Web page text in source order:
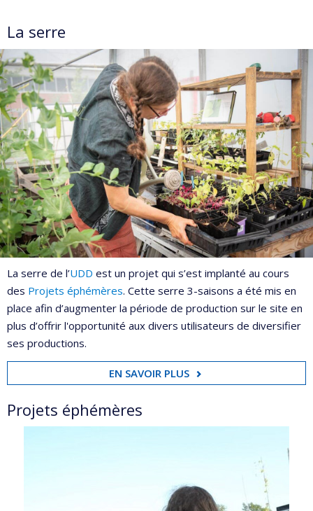
La serre
La serre de l’UDD est un projet qui s’est implanté au cours
des Projets éphémères. Cette serre 3-saisons a été mis en
place afin d’augmenter la période de production sur le site en
plus d’offrir l'opportunité aux divers utilisateurs de diversifier
ses productions.
EN SAVOIR PLUS
Projets éphémères